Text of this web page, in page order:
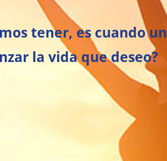
tener, es cuando
la vida que deseo?